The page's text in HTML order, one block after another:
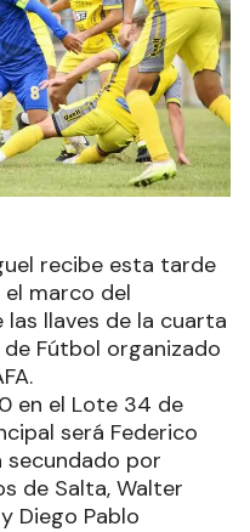
recibe esta tarde
el marco del
llaves de la cuarta
Fútbol organizado
en el Lote 34 de
será Federico
secundado por
de Salta, Walter
Diego Pablo